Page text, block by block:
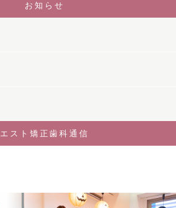
お知らせ
エスト矯正歯科通信